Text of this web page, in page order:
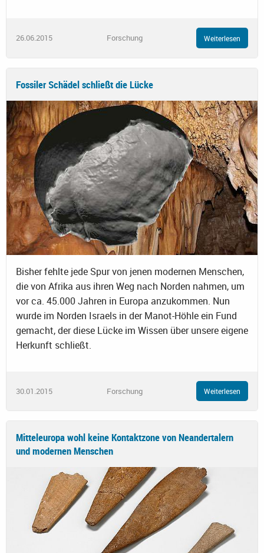
26.06.2015 Forschung Weiterlesen
Fossiler Schädel schließt die Lücke
Bisher fehlte jede Spur von jenen modernen Menschen,
die von Afrika aus ihren Weg nach Norden nahmen, um
vor ca. 45.000 Jahren in Europa anzukommen. Nun
wurde im Norden Israels in der Manot-Höhle ein Fund
gemacht, der diese Lücke im Wissen über unsere eigene
Herkunft schließt.
30.01.2015 Forschung Weiterlesen
Mitteleuropa wohl keine Kontaktzone von Neandertalern
und modernen Menschen